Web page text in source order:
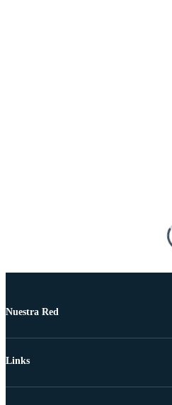
Nuestra Red
Links